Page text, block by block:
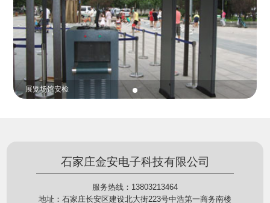
贵重金属防盗
石家庄金安电子科技有限公司
服务热线：13803213464
地址：石家庄长安区建设北大街223号中浩第一商务南楼